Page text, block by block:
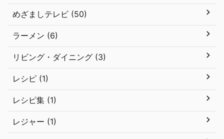
めざましテレビ (50)
ラーメン (6)
リビング・ダイニング (3)
レシピ (1)
レシピ集 (1)
レジャー (1)